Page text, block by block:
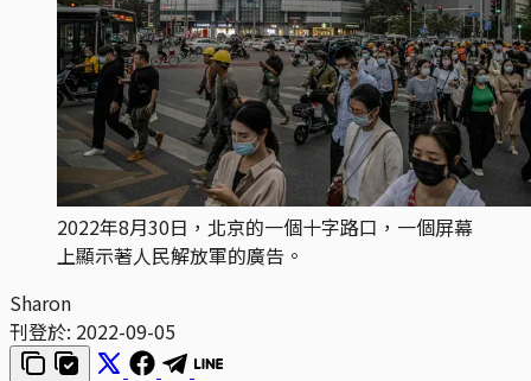
2022年8月30日，北京的一個十字路口，一個屏幕
上顯示著人民解放軍的廣告。
Sharon
刊登於: 2022-09-05